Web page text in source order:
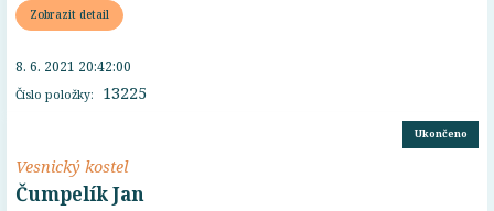
Zobrazit detail
Číslo položky: 13225
8. 6. 2021 20:42:00
Ukončeno
Vesnický kostel
Čumpelík Jan